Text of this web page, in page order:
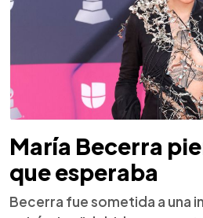
María Becerra
que esperaba
Becerra fue sometida a una